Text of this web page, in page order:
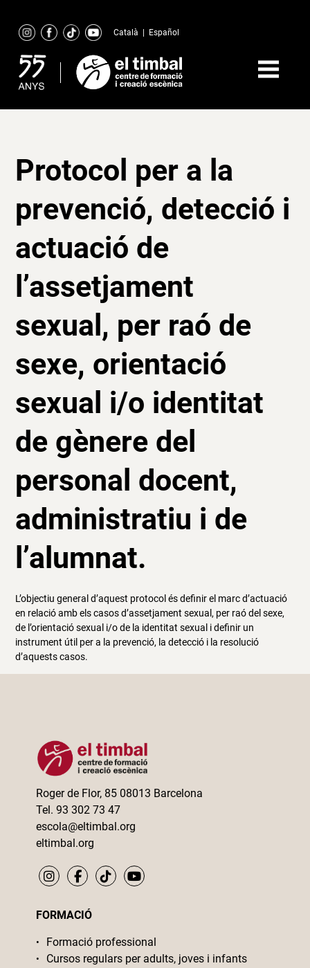
content
Català Español
Protocol per a la
prevenció, detecció i
actuació de
l’assetjament
sexual, per raó de
sexe, orientació
sexual i/o identitat
de gènere del
personal docent,
administratiu i de
l’alumnat.
L’objectiu general d’aquest protocol és definir el marc d’actuació
en relació amb els casos d’assetjament sexual, per raó del sexe,
de l’orientació sexual i/o de la identitat sexual i definir un
instrument útil per a la prevenció, la detecció i la resolució
d’aquests casos.
Roger de Flor, 85 08013 Barcelona
Tel. 93 302 73 47
escola@eltimbal.org
eltimbal.org
FORMACIÓ
Formació professional
Cursos regulars per adults, joves i infants